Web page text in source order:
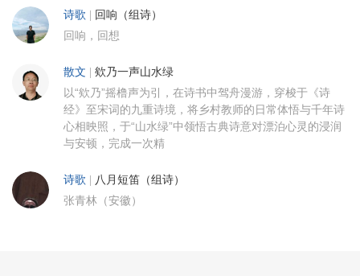
诗歌 回响（组诗）
回响，回想
散文 欸乃一声山水绿
以“欸乃”摇橹声为引，在诗书中驾舟漫游，穿梭于《诗
经》至宋词的九重诗境，将乡村教师的日常体悟与千年诗
心相映照，于“山水绿”中领悟古典诗意对漂泊心灵的浸润
与安顿，完成一次精
诗歌 八月短笛（组诗）
张青林（安徽）